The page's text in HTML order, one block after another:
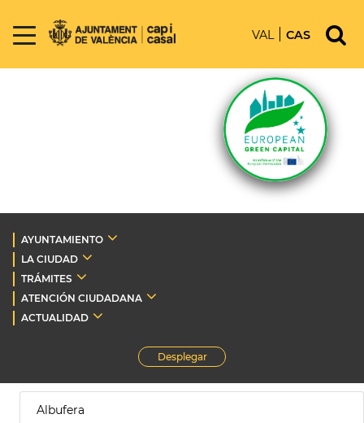
VAL CAS
AYUNTAMIENTO
LA CIUDAD
TRÁMITES
ATENCIÓN CIUDADANA
ACTUALIDAD
Desplegar
Albufera